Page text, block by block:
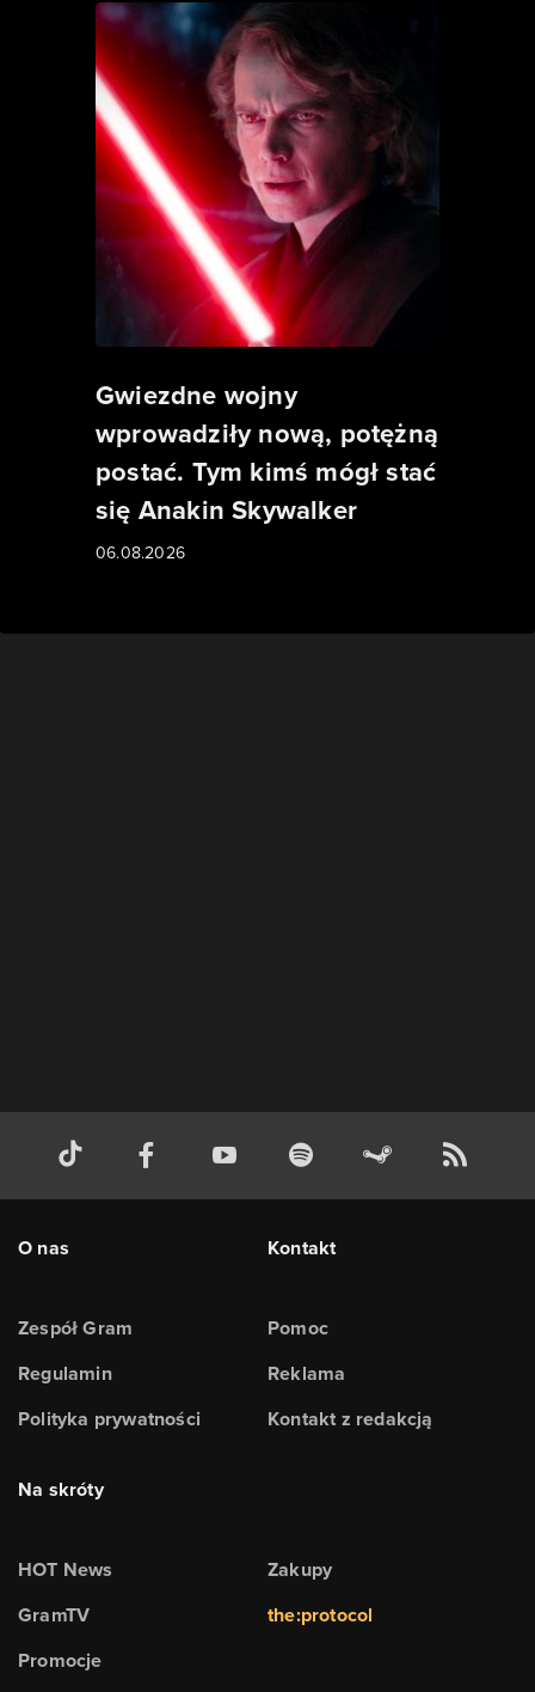
Gwiezdne wojny
wprowadziły nową, potężną
postać. Tym kimś mógł stać
się Anakin Skywalker
06.08.2026
O nas
Zespół Gram
Regulamin
Polityka prywatności
Kontakt
Pomoc
Reklama
Kontakt z redakcją
Na skróty
HOT News
GramTV
Promocje
Zakupy
the:protocol